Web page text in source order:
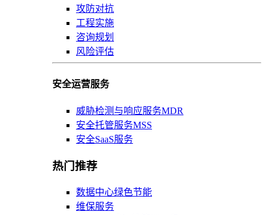
攻防对抗
工程实施
咨询规划
风险评估
安全运营服务
威胁检测与响应服务MDR
安全托管服务MSS
安全SaaS服务
热门推荐
数据中心绿色节能
维保服务